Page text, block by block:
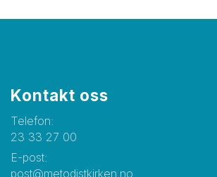
Kontakt oss
Telefon:
23 33 27 00
E-post:
post@metodistkirken.no